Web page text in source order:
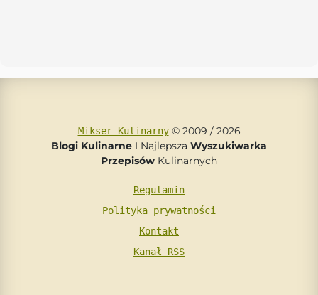
Mikser Kulinarny© 2009 / 2026
Blogi Kulinarne I Najlepsza Wyszukiwarka
Przepisów Kulinarnych
Regulamin
Polityka prywatności
Kontakt
Kanał RSS